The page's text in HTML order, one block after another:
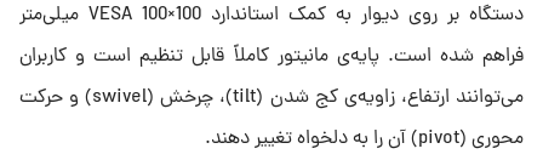
دستگاه بر روی دیوار به کمک استاندارد VESA 100×100 میلی‌متر
فراهم شده است. پایه‌ی مانیتور کاملاً قابل تنظیم است و کاربران
می‌توانند ارتفاع، زاویه‌ی کج شدن (tilt)، چرخش (swivel) و حرکت
محوری (pivot) آن را به دلخواه تغییر دهند.